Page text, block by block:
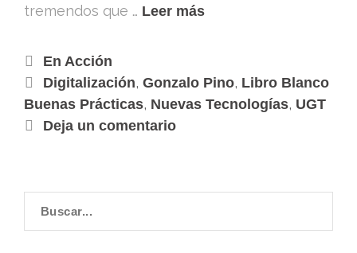
tremendos que … Leer más
En Acción
Digitalización, Gonzalo Pino, Libro Blanco
Buenas Prácticas, Nuevas Tecnologías, UGT
Deja un comentario